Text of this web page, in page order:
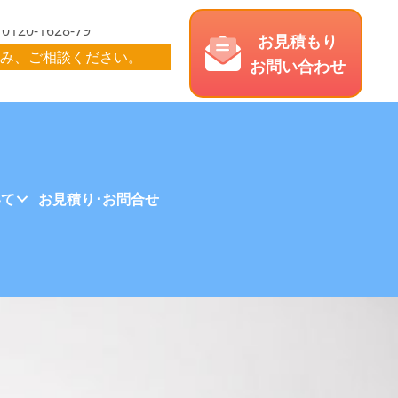
、ご相談ください。
お見積もり
お問い合わせ
お見積り･お問合せ